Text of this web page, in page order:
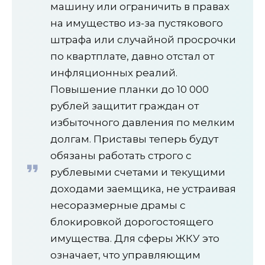
машину или ограничить в правах
на имущество из-за пустякового
штрафа или случайной просрочки
по квартплате, давно отстал от
инфляционных реалий.
Повышение планки до 10 000
рублей защитит граждан от
избыточного давления по мелким
долгам. Приставы теперь будут
обязаны работать строго с
рублевыми счетами и текущими
доходами заемщика, не устраивая
несоразмерные драмы с
блокировкой дорогостоящего
имущества. Для сферы ЖКУ это
означает, что управляющим